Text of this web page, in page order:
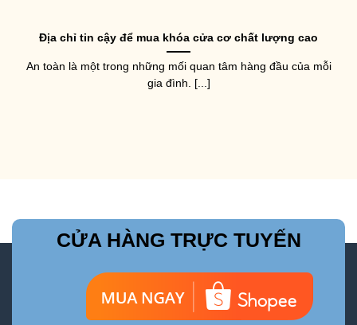
Địa chỉ tin cậy để mua khóa cửa cơ chất lượng cao
An toàn là một trong những mối quan tâm hàng đầu của mỗi
gia đình. [...]
CỬA HÀNG TRỰC TUYẾN